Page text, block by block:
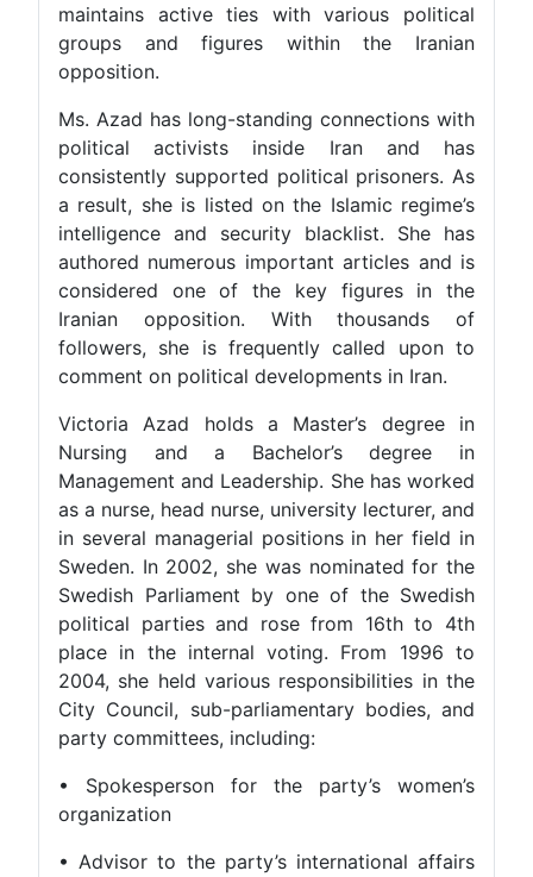
maintains active ties with various political
groups and figures within the Iranian
opposition.
Ms. Azad has long-standing connections with
political activists inside Iran and has
consistently supported political prisoners. As
a result, she is listed on the Islamic regime’s
intelligence and security blacklist. She has
authored numerous important articles and is
considered one of the key figures in the
Iranian opposition. With thousands of
followers, she is frequently called upon to
comment on political developments in Iran.
Victoria Azad holds a Master’s degree in
Nursing and a Bachelor’s degree in
Management and Leadership. She has worked
as a nurse, head nurse, university lecturer, and
in several managerial positions in her field in
Sweden. In 2002, she was nominated for the
Swedish Parliament by one of the Swedish
political parties and rose from 16th to 4th
place in the internal voting. From 1996 to
2004, she held various responsibilities in the
City Council, sub-parliamentary bodies, and
party committees, including:
• Spokesperson for the party’s women’s
organization
• Advisor to the party’s international affairs